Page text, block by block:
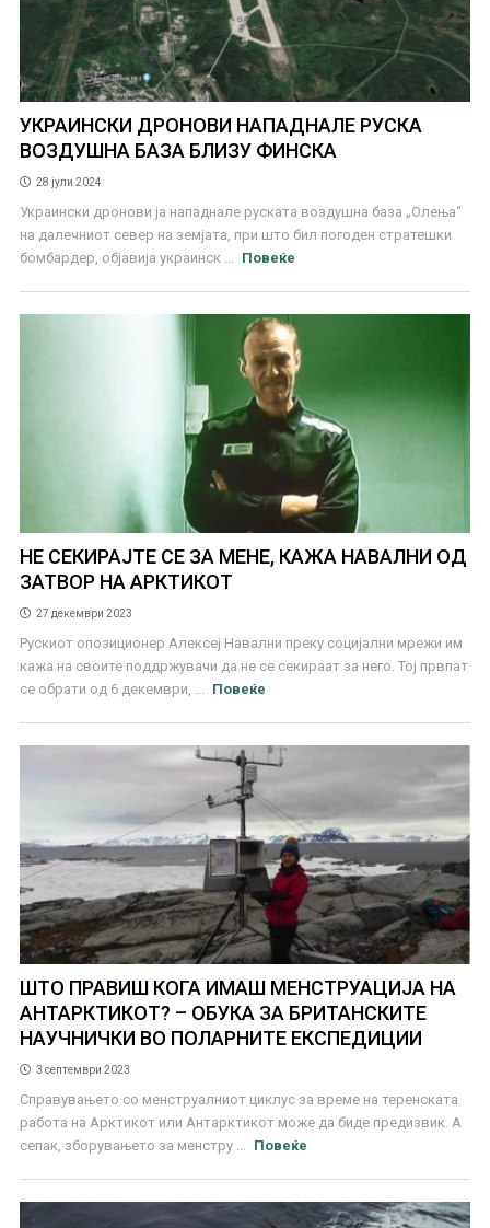
УКРАИНСКИ ДРОНОВИ НАПАДНАЛЕ РУСКА
ВОЗДУШНА БАЗА БЛИЗУ ФИНСКА
28 јули 2024
Украински дронови ја нападнале руската воздушна база „Олења“
на далечниот север на земјата, при што бил погоден стратешки
бомбардер, објавија украинск ...
Повеќе
НЕ СЕКИРАЈТЕ СЕ ЗА МЕНЕ, КАЖА НАВАЛНИ ОД
ЗАТВОР НА АРКТИКОТ
27 декември 2023
Рускиот опозиционер Алексеј Навални преку социјални мрежи им
кажа на своите поддржувачи да не се секираат за него. Toj првпат
се обрати од 6 декември, ...
Повеќе
ШТО ПРАВИШ КОГА ИМАШ МЕНСТРУАЦИЈА НА
АНТАРКТИКОТ? – ОБУКА ЗА БРИТАНСКИТЕ
НАУЧНИЧКИ ВО ПОЛАРНИТЕ ЕКСПЕДИЦИИ
3 септември 2023
Справувањето со менструалниот циклус за време на теренската
работа на Арктикот или Антарктикот може да биде предизвик. А
сепак, зборувањето за менстру ...
Повеќе